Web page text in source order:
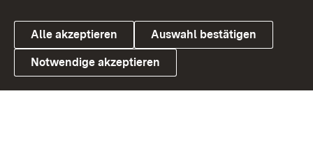
Link zum Landesportal
Alle akzeptieren Auswahl bestätigen
Notwendige akzeptieren